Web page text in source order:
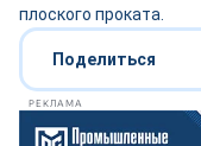
плоского проката.
Поделиться
РЕКЛАМА